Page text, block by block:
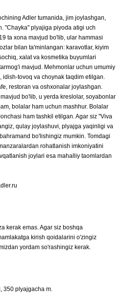
Adler tumanida, jim joylashgan,
"Chayka" plyajiga piyoda atigi uch
ta xona mavjud bo'lib, ular hammasi
bilan ta'minlangan: karavotlar, kiyim
xalat va kosmetika buyumlari
mavjud. Mehmonlar uchun umumiy
tovoq va choynak taqdim etilgan.
restoran va oshxonalar joylashgan.
bo'lib, u yerda kreslolar, soyabonlar
bolalar ham uchun mashhur. Bolalar
ham tashkil etilgan. Agar siz "Viva
qulay joylashuvi, plyajga yaqinligi va
bo'lishingiz mumkin. Tomdagi
rohatlanish imkoniyatini
joylari esa mahalliy taomlardan
kerak emas. Agar siz boshqa
kirish qoidalarini o'zingiz
yordam so'rashingiz kerak.
350 plyajgacha m.